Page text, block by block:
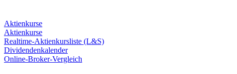
Aktienkurse
Aktienkurse
Realtime-Aktienkursliste (L&S)
Dividendenkalender
Online-Broker-Vergleich